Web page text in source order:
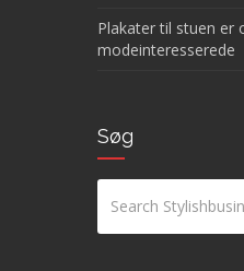
Plakater til stuen er
modeinteresserede
Søg